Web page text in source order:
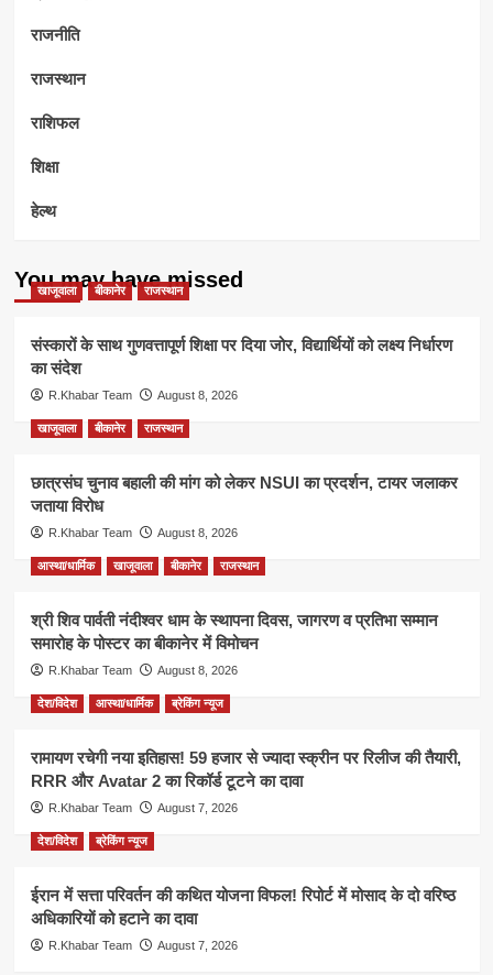
राजनीति
राजस्थान
राशिफल
शिक्षा
हेल्थ
You may have missed
खाजूवाला बीकानेर राजस्थान
संस्कारों के साथ गुणवत्तापूर्ण शिक्षा पर दिया जोर, विद्यार्थियों को लक्ष्य निर्धारण
का संदेश
R.Khabar Team August 8, 2026
खाजूवाला बीकानेर राजस्थान
छात्रसंघ चुनाव बहाली की मांग को लेकर NSUI का प्रदर्शन, टायर जलाकर
जताया विरोध
R.Khabar Team August 8, 2026
आस्था/धार्मिक खाजूवाला बीकानेर राजस्थान
श्री शिव पार्वती नंदीश्वर धाम के स्थापना दिवस, जागरण व प्रतिभा सम्मान
समारोह के पोस्टर का बीकानेर में विमोचन
R.Khabar Team August 8, 2026
देश/विदेश आस्था/धार्मिक ब्रेकिंग न्यूज
रामायण रचेगी नया इतिहास! 59 हजार से ज्यादा स्क्रीन पर रिलीज की तैयारी,
RRR और Avatar 2 का रिकॉर्ड टूटने का दावा
R.Khabar Team August 7, 2026
देश/विदेश ब्रेकिंग न्यूज
ईरान में सत्ता परिवर्तन की कथित योजना विफल! रिपोर्ट में मोसाद के दो वरिष्ठ
अधिकारियों को हटाने का दावा
R.Khabar Team August 7, 2026